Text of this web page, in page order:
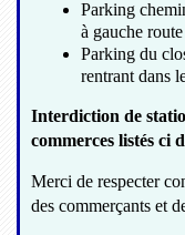
Parking
à gauche
Parking du
rentrant dans
Interdiction de
commerces listés ci
Merci de respecter
des commerçants et